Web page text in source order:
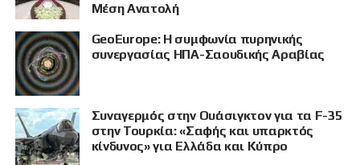
Μέση Ανατολή
GeoEurope: Η συμφωνία πυρηνικής
συνεργασίας ΗΠΑ-Σαουδικής Αραβίας
Συναγερμός στην Ουάσιγκτον για τα F-35
στην Τουρκία: «Σαφής και υπαρκτός
κίνδυνος» για Ελλάδα και Κύπρο